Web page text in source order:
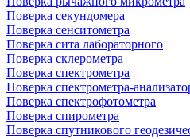
Поверка секундомера
Поверка сенситометра
Поверка сита лабораторного
Поверка склерометра
Поверка спектрометра
Поверка спектрометра-
Поверка спектрофотометра
Поверка спирометра
Поверка спутникового